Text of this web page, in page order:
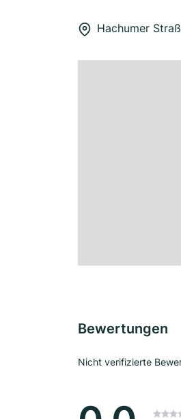
Hachumer
Bewertungen
Nicht verifizierte